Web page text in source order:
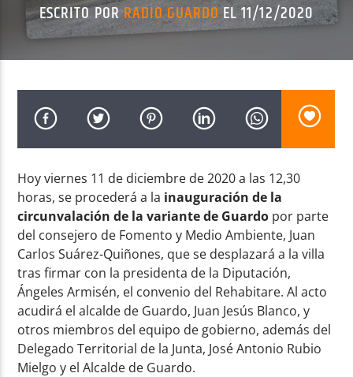
CANCIÓN ACTUAL
TÍTULO
ARTISTA
Radio AMGu
ESCRITO PORRADIO GUARDOEL 11/12/2020
Hoy viernes 11 de diciembre de 2020 a las 12,30
horas, se procederá a la inauguración de la
circunvalación de la variante de Guardo por parte
del consejero de Fomento y Medio Ambiente, Juan
Carlos Suárez-Quiñones, que se desplazará a la villa
tras firmar con la presidenta de la Diputación,
Ángeles Armisén, el convenio del Rehabitare. Al acto
acudirá el alcalde de Guardo, Juan Jesús Blanco, y
otros miembros del equipo de gobierno, además del
Delegado Territorial de la Junta, José Antonio Rubio
Mielgo y el Alcalde de Guardo.